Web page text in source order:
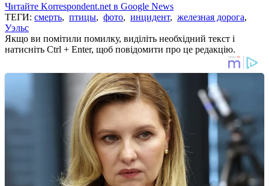
Читайте Korrespondent.net в Google News
ТЕГИ: смерть, птицы, фото, инцидент, железная дорога,
Уэльс
Якщо ви помітили помилку, виділіть необхідний текст і
натисніть Ctrl + Enter, щоб повідомити про це редакцію.